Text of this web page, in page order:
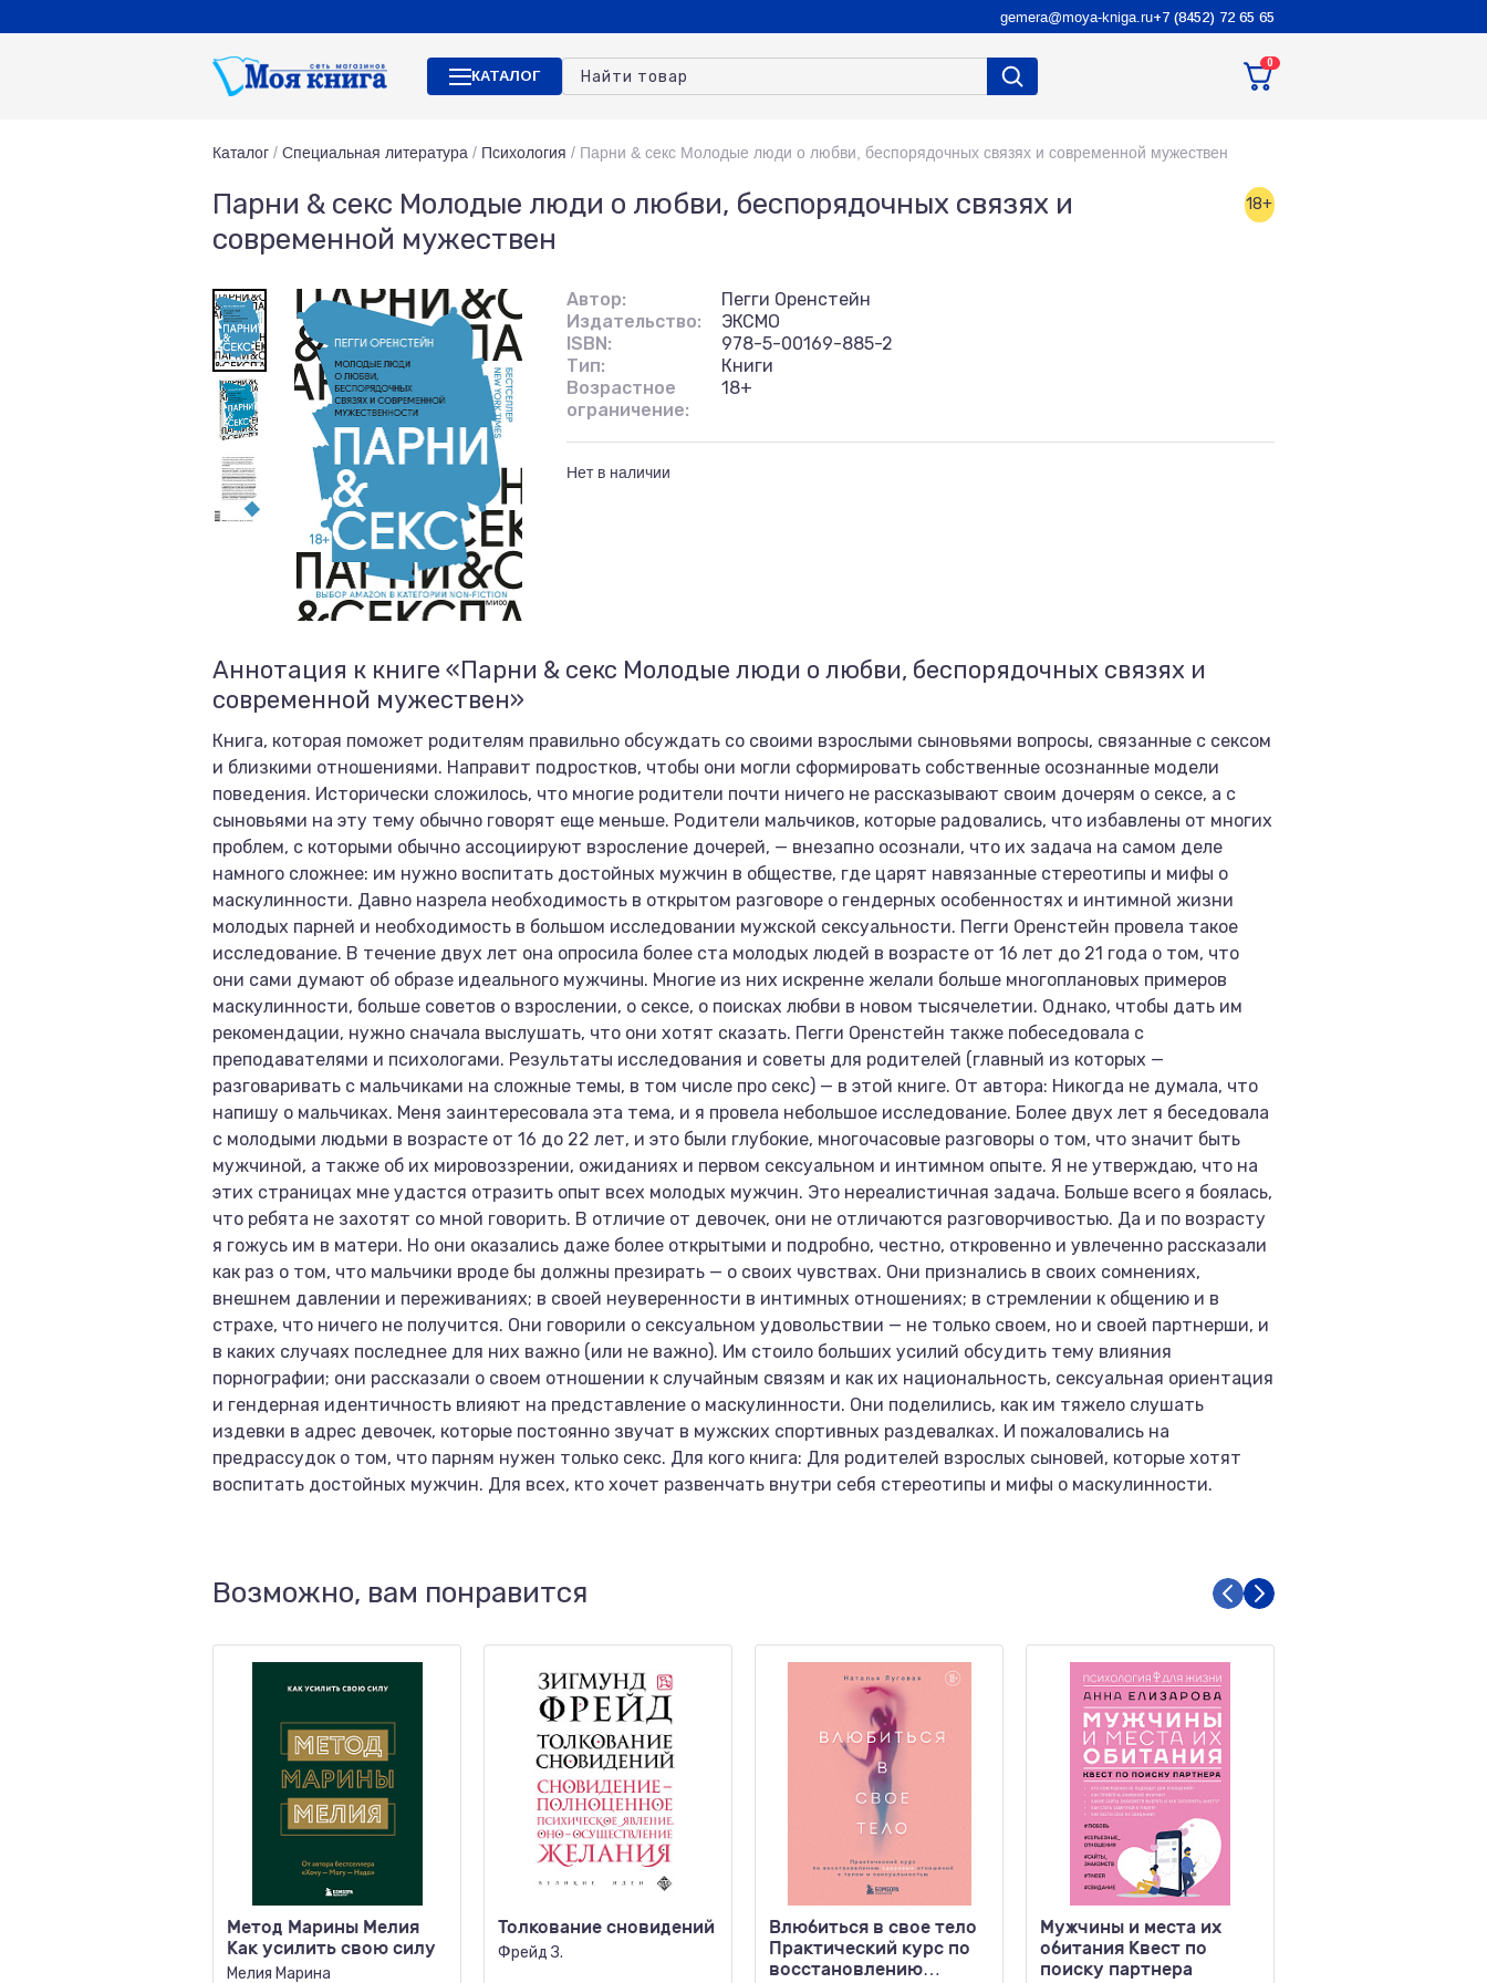
gemera@moya-kniga.ru+7 (8452) 72 65 65
КАТАЛОГ
0
Каталог / Специальная литература / Психология / Парни & секс Молодые люди о любви, беспорядочных связях и современной мужествен
Парни & секс Молодые люди о любви, беспорядочных связях и
современной мужествен
18+
Автор:
Пегги Оренстейн
Издательство:
ЭКСМО
ISBN:
978-5-00169-885-2
Тип:
Книги
Возрастное
ограничение:
18+
Нет в наличии
Аннотация к книге «Парни & секс Молодые люди о любви, беспорядочных связях и
современной мужествен»
Книга, которая поможет родителям правильно обсуждать со своими взрослыми сыновьями вопросы, связанные с сексом
и близкими отношениями. Направит подростков, чтобы они могли сформировать собственные осознанные модели
поведения. Исторически сложилось, что многие родители почти ничего не рассказывают своим дочерям о сексе, а с
сыновьями на эту тему обычно говорят еще меньше. Родители мальчиков, которые радовались, что избавлены от многих
проблем, с которыми обычно ассоциируют взросление дочерей, — внезапно осознали, что их задача на самом деле
намного сложнее: им нужно воспитать достойных мужчин в обществе, где царят навязанные стереотипы и мифы о
маскулинности. Давно назрела необходимость в открытом разговоре о гендерных особенностях и интимной жизни
молодых парней и необходимость в большом исследовании мужской сексуальности. Пегги Оренстейн провела такое
исследование. В течение двух лет она опросила более ста молодых людей в возрасте от 16 лет до 21 года о том, что
они сами думают об образе идеального мужчины. Многие из них искренне желали больше многоплановых примеров
маскулинности, больше советов о взрослении, о сексе, о поисках любви в новом тысячелетии. Однако, чтобы дать им
рекомендации, нужно сначала выслушать, что они хотят сказать. Пегги Оренстейн также побеседовала с
преподавателями и психологами. Результаты исследования и советы для родителей (главный из которых —
разговаривать с мальчиками на сложные темы, в том числе про секс) — в этой книге. От автора: Никогда не думала, что
напишу о мальчиках. Меня заинтересовала эта тема, и я провела небольшое исследование. Более двух лет я беседовала
с молодыми людьми в возрасте от 16 до 22 лет, и это были глубокие, многочасовые разговоры о том, что значит быть
мужчиной, а также об их мировоззрении, ожиданиях и первом сексуальном и интимном опыте. Я не утверждаю, что на
этих страницах мне удастся отразить опыт всех молодых мужчин. Это нереалистичная задача. Больше всего я боялась,
что ребята не захотят со мной говорить. В отличие от девочек, они не отличаются разговорчивостью. Да и по возрасту
я гожусь им в матери. Но они оказались даже более открытыми и подробно, честно, откровенно и увлеченно рассказали
как раз о том, что мальчики вроде бы должны презирать — о своих чувствах. Они признались в своих сомнениях,
внешнем давлении и переживаниях; в своей неуверенности в интимных отношениях; в стремлении к общению и в
страхе, что ничего не получится. Они говорили о сексуальном удовольствии — не только своем, но и своей партнерши, и
в каких случаях последнее для них важно (или не важно). Им стоило больших усилий обсудить тему влияния
порнографии; они рассказали о своем отношении к случайным связям и как их национальность, сексуальная ориентация
и гендерная идентичность влияют на представление о маскулинности. Они поделились, как им тяжело слушать
издевки в адрес девочек, которые постоянно звучат в мужских спортивных раздевалках. И пожаловались на
предрассудок о том, что парням нужен только секс. Для кого книга: Для родителей взрослых сыновей, которые хотят
воспитать достойных мужчин. Для всех, кто хочет развенчать внутри себя стереотипы и мифы о маскулинности.
Возможно, вам понравится
Метод Марины Мелия
Как усилить свою силу
Мелия Марина
Толкование сновидений
Фрейд З.
Влюбиться в свое тело
Практический курс по
восстановлению
Мужчины и места их
обитания Квест по
поиску партнера